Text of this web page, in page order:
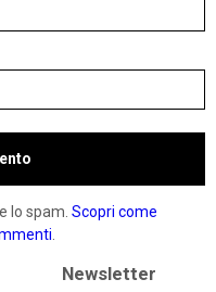
lo spam. Scopri come
.
Newsletter